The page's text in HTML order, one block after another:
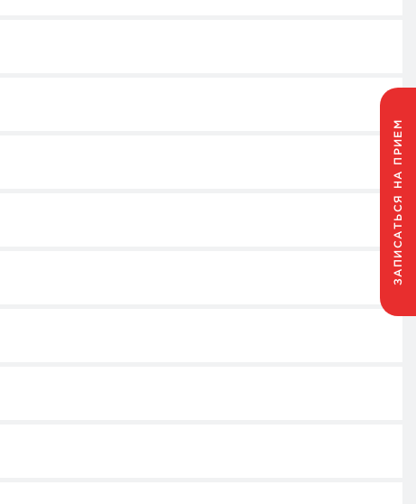
ЗАПИСАТЬСЯ
НА ПРИЕМ